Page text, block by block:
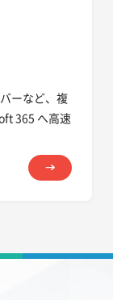
ーなど、複
365 へ高速